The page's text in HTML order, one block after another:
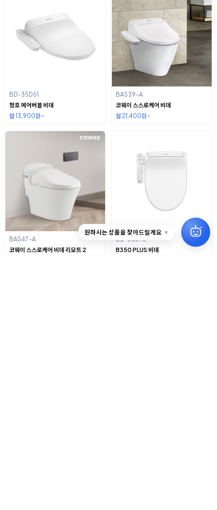
BD-35D51
청호 에어버블 비데
월 13,900원~
BAS39-A
코웨이 스스로케어 비데
월 21,400원~
BAS47-A
코웨이 스스로케어 비데 리모트 2
BD-35D72
B350 PLUS 비데
원하시는 상품을 찾아드릴게요 ✕